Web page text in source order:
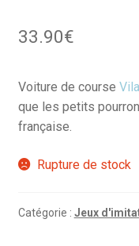
33.90€
Voiture de course
que les petits
française.
Rupture de stock
Catégorie : Jeux